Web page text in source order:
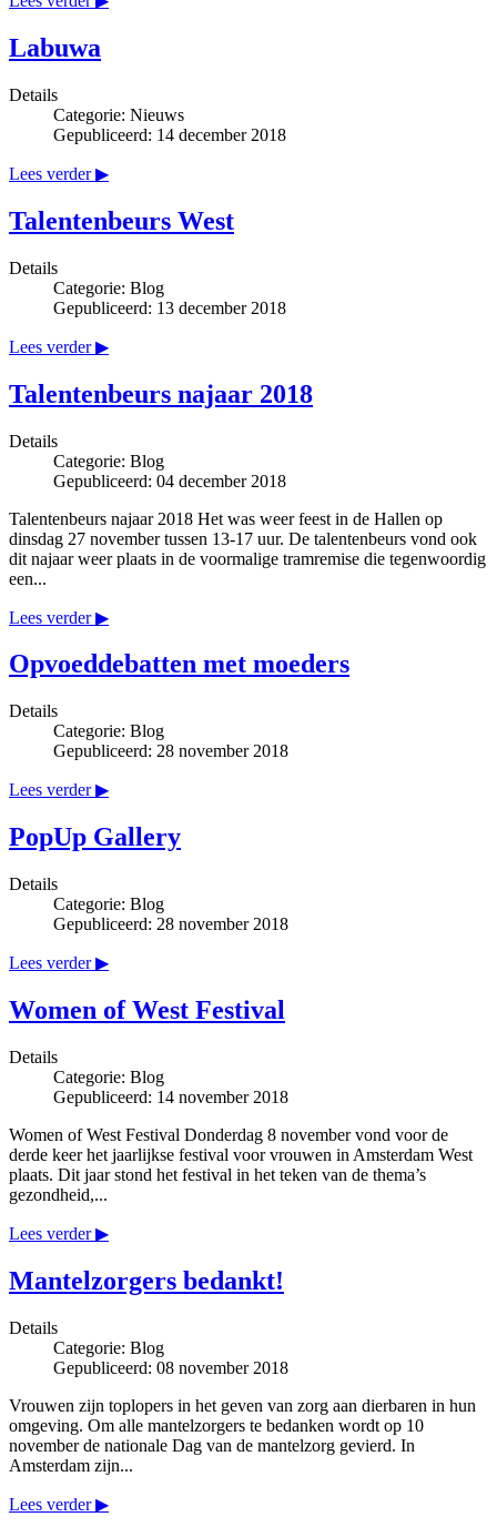
Labuwa
Details
Categorie: Nieuws
Gepubliceerd: 14 december 2018
Lees verder ▶
Talentenbeurs West
Details
Categorie: Blog
Gepubliceerd: 13 december 2018
Lees verder ▶
Talentenbeurs najaar 2018
Details
Categorie: Blog
Gepubliceerd: 04 december 2018
Talentenbeurs najaar 2018 Het was weer feest in de Hallen op
dinsdag 27 november tussen 13-17 uur. De talentenbeurs vond ook
dit najaar weer plaats in de voormalige tramremise die tegenwoordig
een...
Lees verder ▶
Opvoeddebatten met moeders
Details
Categorie: Blog
Gepubliceerd: 28 november 2018
Lees verder ▶
PopUp Gallery
Details
Categorie: Blog
Gepubliceerd: 28 november 2018
Lees verder ▶
Women of West Festival
Details
Categorie: Blog
Gepubliceerd: 14 november 2018
Women of West Festival Donderdag 8 november vond voor de
derde keer het jaarlijkse festival voor vrouwen in Amsterdam West
plaats. Dit jaar stond het festival in het teken van de thema’s
gezondheid,...
Lees verder ▶
Mantelzorgers bedankt!
Details
Categorie: Blog
Gepubliceerd: 08 november 2018
Vrouwen zijn toplopers in het geven van zorg aan dierbaren in hun
omgeving. Om alle mantelzorgers te bedanken wordt op 10
november de nationale Dag van de mantelzorg gevierd. In
Amsterdam zijn...
Lees verder ▶